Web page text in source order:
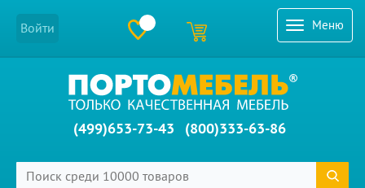
Меню
Войти
(499)653-73-43 (800)333-63-86